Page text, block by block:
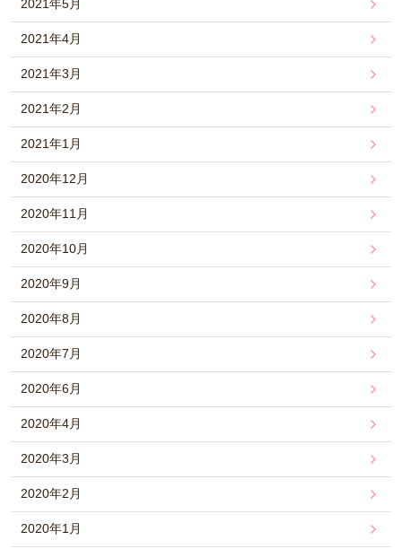
2021年5月
2021年4月
2021年3月
2021年2月
2021年1月
2020年12月
2020年11月
2020年10月
2020年9月
2020年8月
2020年7月
2020年6月
2020年4月
2020年3月
2020年2月
2020年1月